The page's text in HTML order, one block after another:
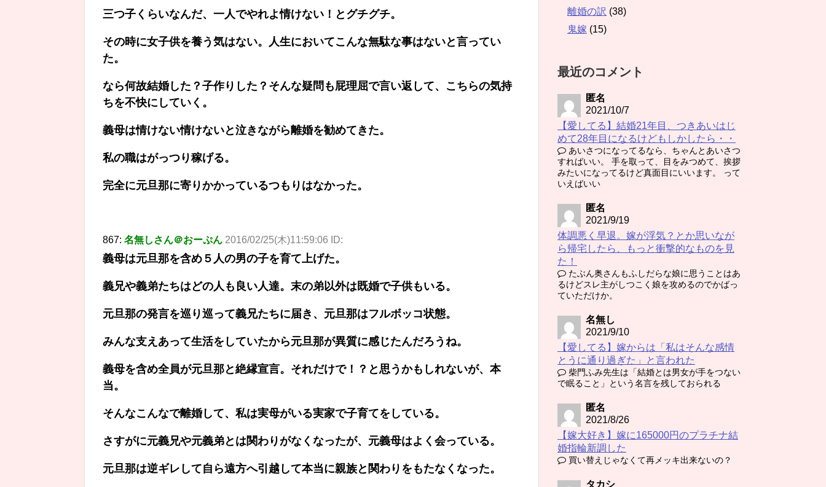
三つ子くらいなんだ、一人でやれよ情けない！とグチグチ。
その時に女子供を養う気はない。人生においてこんな無駄な事はないと言ってい
た。
なら何故結婚した？子作りした？そんな疑問も屁理屈で言い返して、こちらの気持
ちを不快にしていく。
義母は情けない情けないと泣きながら離婚を勧めてきた。
私の職はがっつり稼げる。
完全に元旦那に寄りかかっているつもりはなかった。
867: 名無しさん＠おーぷん 2016/02/25(木)11:59:06 ID:
義母は元旦那を含め５人の男の子を育て上げた。
義兄や義弟たちはどの人も良い人達。末の弟以外は既婚で子供もいる。
元旦那の発言を巡り巡って義兄たちに届き、元旦那はフルボッコ状態。
みんな支えあって生活をしていたから元旦那が異質に感じたんだろうね。
義母を含め全員が元旦那と絶縁宣言。それだけで！？と思うかもしれないが、本
当。
そんなこんなで離婚して、私は実母がいる実家で子育てをしている。
さすがに元義兄や元義弟とは関わりがなくなったが、元義母はよく会っている。
元旦那は逆ギレして自ら遠方へ引越して本当に親族と関わりをもたなくなった。
離婚の訳 (38)
鬼嫁 (15)
最近のコメント
匿名
2021/10/7
【愛してる】結婚21年目、つきあいはじ
めて28年目になるけどもしかしたら・・
あいさつになってるなら、ちゃんとあいさつ
すればいい。 手を取って、目をみつめて、挨拶
みたいになってるけど真面目にいいます。 って
いえばいい
匿名
2021/9/19
体調悪く早退。嫁が浮気？とか思いなが
ら帰宅したら、もっと衝撃的なものを見
た！
たぶん奥さんもふしだらな娘に思うことはあ
るけどスレ主がしつこく娘を攻めるのでかばっ
ていただけか。
名無し
2021/9/10
【愛してる】嫁からは「私はそんな感情
とうに通り過ぎた」と言われた
柴門ふみ先生は「結婚とは男女が手をつない
で眠ること」という名言を残しておられる
匿名
2021/8/26
【嫁大好き】嫁に165000円のプラチナ結
婚指輪新調した
買い替えじゃなくて再メッキ出来ないの？
タカシ